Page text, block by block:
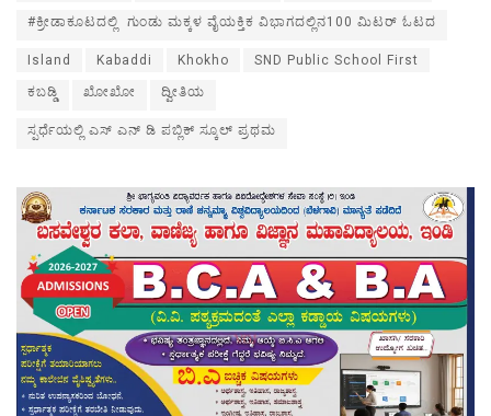
#ಕ್ರೀಡಾಕೂಟದಲ್ಲಿ ಗುಂಡು ಮಕ್ಕಳ ವೈಯಕ್ತಿಕ ವಿಭಾಗದಲ್ಲಿನ100 ಮಿಟರ್ ಓಟದ
Island Kabaddi Khokho SND Public School First
ಕಬಡ್ಡಿ ಖೋಖೋ ದ್ವೀತಿಯ
ಸ್ಪರ್ಧೆಯಲ್ಲಿ ಎಸ್ ಎನ್ ಡಿ ಪಬ್ಲಿಕ್ ಸ್ಕೂಲ್ ಪ್ರಥಮ